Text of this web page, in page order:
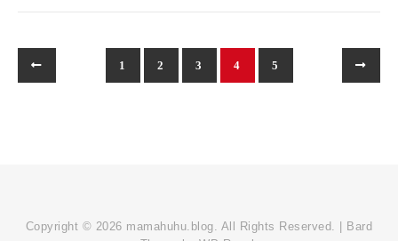
1 2 3 4 5
Copyright © 2026 mamahuhu.blog. All Rights Reserved. |
Bard